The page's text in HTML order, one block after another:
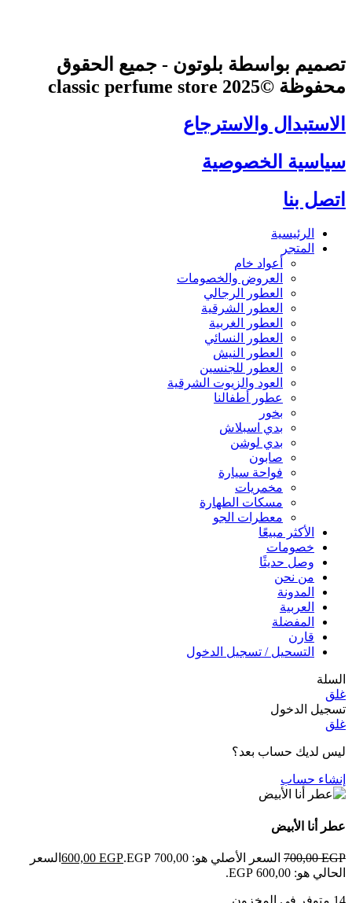
تصميم بواسطة بلوتون - جميع الحقوق
محفوظة ©2025 classic perfume store
الاستبدال والاسترجاع
سياسية الخصوصية
اتصل بنا
الرئيسية
المتجر
أعواد خام
العروض والخصومات
العطور الرجالي
العطور الشرقية
العطور الغربية
العطور النسائي
العطور النيش
العطور للجنسين
العود والزيوت الشرقية
عطور أطفالنا
بخور
بدي اسبلاش
بدي لوشن
صابون
فواحة سيارة
مخمريات
مسكات الطهارة
معطرات الجو
الأكثر مبيعًا
خصومات
وصل حديثًا
من نحن
المدونة
العربية
المفضلة
قارن
التسحيل / تسجيل الدخول
السلة
غلق
تسجيل الدخول
غلق
ليس لديك حساب بعد؟
إنشاء حساب
عطر أنا الأبيض
700,00EGP السعر الأصلي هو: 700,00 EGP. 600,00 EGP
السعر
الحالي هو: 600,00 EGP.
14 متوفر في المخزون